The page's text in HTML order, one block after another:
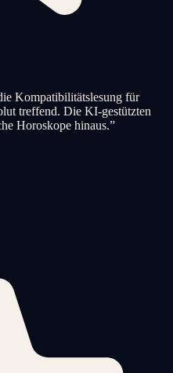
Kompatibilitätslesung für
treffend. Die KI-gestützten
Horoskope hinaus.”